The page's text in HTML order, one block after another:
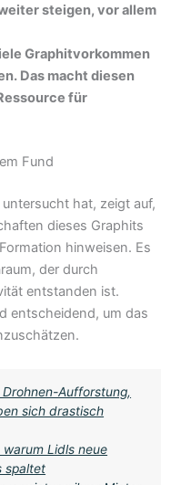
steigen, vor allem
Graphitvorkommen
Das macht diesen
für
Fund
hat, zeigt auf,
dieses Graphits
hinweisen. Es
raum, der durch
entstanden ist.
entscheidend, um das
Aufforstung,
sich drastisch
Lidls neue
spaltet